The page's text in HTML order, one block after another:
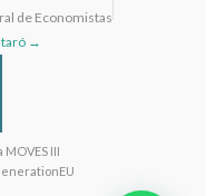
de Economistas
→
III